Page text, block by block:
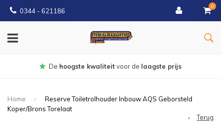
0344 - 621186
0
Gratisbezorgd vanaf € 150
Home
Reserve Toiletrolhouder Inbouw AQS Geborsteld
Koper/Brons Torelaat
Terug